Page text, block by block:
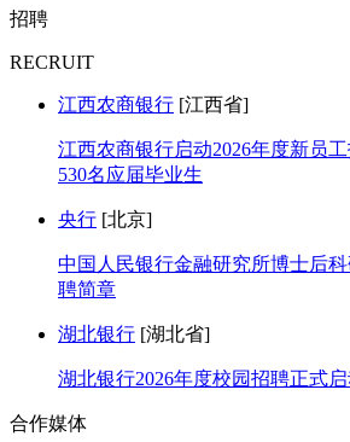
招聘
RECRUIT
江西农商银行 [江西省]
江西农商银行启动2026年度新员
530名应届毕业生
央行 [北京]
中国人民银行金融研究所博士后
聘简章
湖北银行 [湖北省]
湖北银行2026年度校园招聘正式
合作媒体